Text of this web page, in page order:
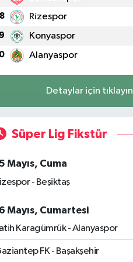
8 Rizespor
9 Konyaspor
Alanyaspor
Detaylar için tıklayın
Süper Lig Fikstür
Mayıs, Cuma
- Beşiktaş
Mayıs, Cumartesi
Karagümrük - Alanyaspor
FK - Başakşehir